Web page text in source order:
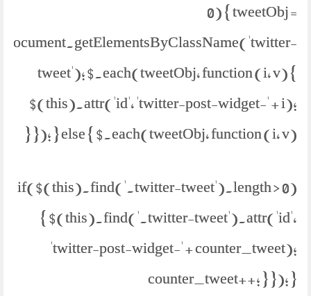
0) { tweetObj =
document.getElementsByClassName('twitter-
tweet'); $.each(tweetObj, function (i, v) {
$(this).attr('id', 'twitter-post-widget-' + i);
}); } else { $.each(tweetObj, function (i, v) {
if($(this).find('.twitter-tweet').length > 0)
{ $(this).find('.twitter-tweet').attr('id',
'twitter-post-widget-' + counter_tweet);
counter_tweet++; } }); }